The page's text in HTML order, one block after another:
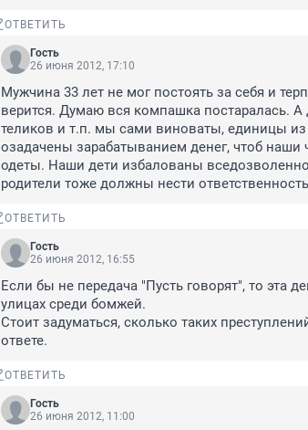
ОТВЕТИТЬ
Гость
26 июня 2012, 17:10
Мужчина 33 лет не мог постоять за себя и
верится. Думаю вся компашка постаралась. А
теликов и т.п. мы сами виноваты, единицы
озадачены зарабатыванием денег, чтоб
одеты. Наши дети избалованы
родители тоже должны нести
ОТВЕТИТЬ
Гость
26 июня 2012, 16:55
Если бы не передача "Пусть говорят", то эта
улицах среди бомжей.
Стоит задуматься, сколько таких
ответе.
ОТВЕТИТЬ
Гость
26 июня 2012, 11:00